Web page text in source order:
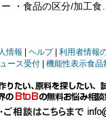
・食品の区分/加工
情報 ヘルプ 利用者情報
ース受付
機能性表示食品